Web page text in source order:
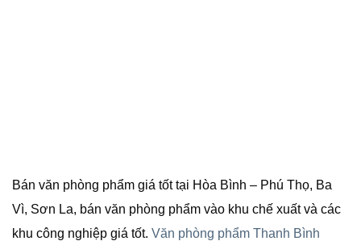
Bán văn phòng phẩm giá tốt tại Hòa Bình – Phú Thọ, Ba
Vì, Sơn La, bán văn phòng phẩm vào khu chế xuất và các
khu công nghiệp giá tốt. Văn phòng phẩm Thanh Bình